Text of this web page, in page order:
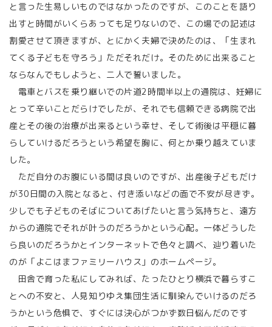
と言った生易しいものではなかったのですが、このことを語り
出すと時間がいくらあっても足りないので、この場での記述は
割愛させて頂きますが、とにかく夫婦で決めたのは、「生まれ
てくる子どもを守ろう」ただそれだけ。そのために出来ること
ならなんでもしようと、二人で誓いました。
電車とバスを乗り継いでの片道2時間半以上の通院は、妊婦に
とって辛いことだらけでしたが、それでも信頼できる病院で出
産とその後の治療が出来るという幸せ、そして術後は平穏に暮
らしていけるだろうという希望を胸に、何とか乗り越えていま
した。
ただ自分のお腹にいる間は良いのですが、出産後子どもだけ
が30日間の入院となると、付き添いなどの面で不安が尽きず。
少しでも子どものそばについてあげたいと言う気持ちと、遠方
からの通院でそれが叶うのだろうかという心配。一体どうした
ら良いのだろうかとインターネットで色々と調べ、辿り着いた
のが「よこはまファミリーハウス」のホームページ。
田舎で育った私にしてみれば、たったひとり横浜で暮らすこ
とへの不安と、人見知りゆえ集団生活に馴染んでいけるのだろ
うかという危惧で、すぐには決心がつかず数日悩んだのです